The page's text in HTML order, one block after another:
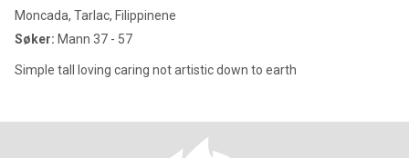
Moncada, Tarlac, Filippinene
Søker: Mann 37 - 57
Simple tall loving caring not artistic down to earth